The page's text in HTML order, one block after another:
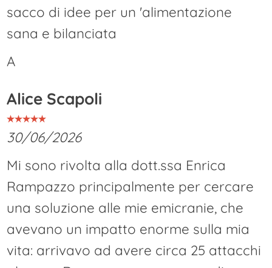
sacco di idee per un 'alimentazione
sana e bilanciata
A
Alice Scapoli
30/06/2026
Mi sono rivolta alla dott.ssa Enrica
Rampazzo principalmente per cercare
una soluzione alle mie emicranie, che
avevano un impatto enorme sulla mia
vita: arrivavo ad avere circa 25 attacchi